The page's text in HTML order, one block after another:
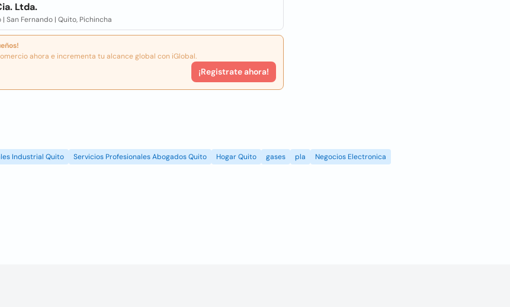
Ltda.
| San Fernando | Quito, Pichincha
ahora e incrementa tu alcance global con iGlobal.
¡Registrate ahora!
Industrial Quito Servicios Profesionales Abogados Quito Hogar Quito gases pla Negocios Electronica